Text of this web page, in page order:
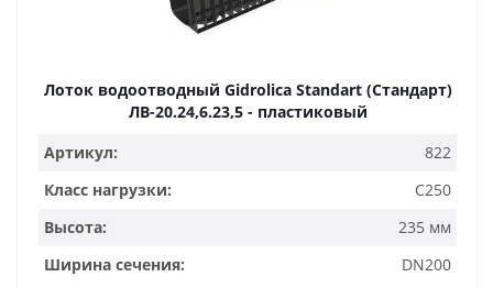
Лоток водоотводный Gidrolica Standart (Стандарт)
ЛВ-20.24,6.23,5 - пластиковый
Артикул:
822
Класс нагрузки:
C250
Высота:
235 мм
Ширина сечения:
DN200